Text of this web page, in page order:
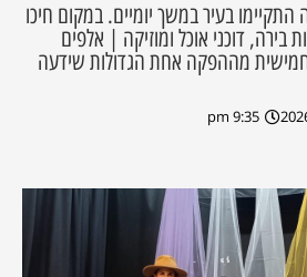
התקיימו בעיר במשך יומיים. במקום חיכו
דוכני אוכל ומוזיקה | אלפים
מההפקה אחת הגדולות שידעה
9:35 pm